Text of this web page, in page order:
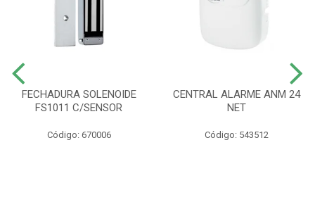
FECHADURA SOLENOIDE
FS1011 C/SENSOR
Código: 670006
CENTRAL ALARME ANM 24
NET
Código: 543512